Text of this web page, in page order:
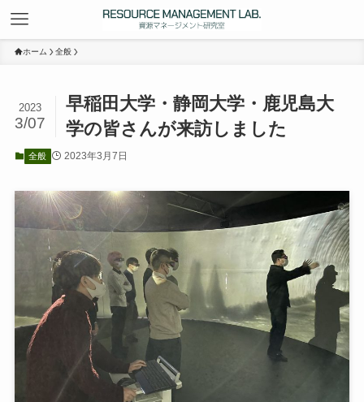
ホーム 全般
早稲田大学・静岡大学・鹿児島大
学の皆さんが来訪しました
2023
3/07
全般 2023年3月7日